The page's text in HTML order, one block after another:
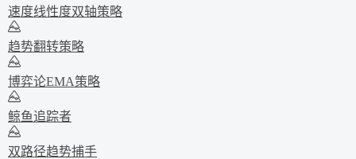
速度线性度双轴策略
趋势翻转策略
博弈论EMA策略
鲸鱼追踪者
双路径趋势捕手